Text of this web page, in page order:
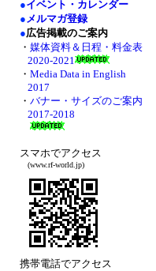
●イベント・カレンダー
●メルマガ登録
●広告掲載のご案内
・ 媒体資料＆日程・料金表
2020-2021
・ Media Data in English
2017
・ バナー・サイズのご案内
2017-2018
スマホでアクセス
(www.rf-world.jp)
携帯電話でアクセス